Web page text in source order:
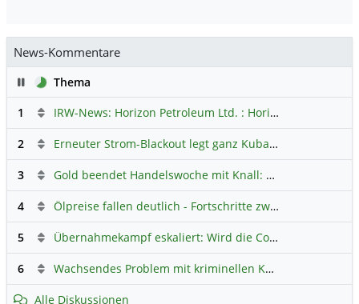
News-Kommentare
PauseThema
1
IRW-News: Horizon Petroleum Ltd. : Horizon Petroleum beginnt mit der Testförderung im Projekt Lachowice in Polen und schließt die Platzierung einer überzeichneten Wandelanleihe ab
2 Erneuter Strom-Blackout legt ganz Kuba lahm
3 Gold beendet Handelswoche mit Knall: Barrick Mining – Ist diese Aktie wieder ein Kauf?
4 Ölpreise fallen deutlich - Fortschritte zwischen USA und Iran belasten
5 Übernahmekampf eskaliert: Wird die Commerzbank italienisch?
6 Wachsendes Problem mit kriminellen Kunden im Online-Handel
Alle Diskussionen